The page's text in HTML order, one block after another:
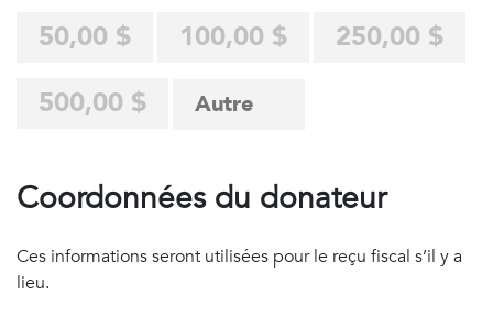
50,00 $ 100,00 $
250,00 $
500,00 $
Coordonnées du donateur
Ces informations seront utilisées pour le reçu fiscal s’il y a
lieu.